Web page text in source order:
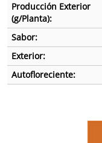
Producción Exterior
(g/Planta):
Sabor:
Exterior:
Autofloreciente: